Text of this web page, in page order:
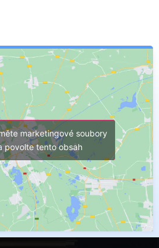
marketingové soubory
povolte tento obsah